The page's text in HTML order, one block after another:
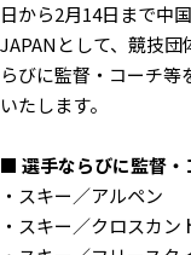
日から2月14日まで中
JAPANとして、競技
らびに監督・コーチ
いたします。
■ 選手ならびに監督・
・スキー／アルペン
・スキー／クロスカン